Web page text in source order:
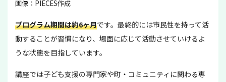
画像：PIECES作成
プログラム期間は約6ヶ月です。最終的には市民性を持って活
動することが習慣になり、場面に応じて活動させていけるよ
うな状態を目指しています。
講座では子ども支援の専門家や町・コミュニティに関わる専